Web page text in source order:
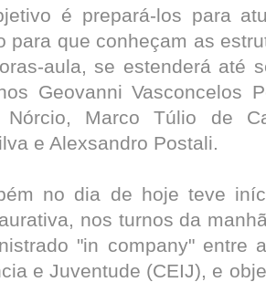
é prepará-los para
para que conheçam as
aula, se estenderá até
Geovanni Vasconcelos
Nórcio, Marco Túlio de
e Alexsandro Postali.
no dia de hoje teve
nos turnos da
"in company" entre
e Juventude (CEIJ), e